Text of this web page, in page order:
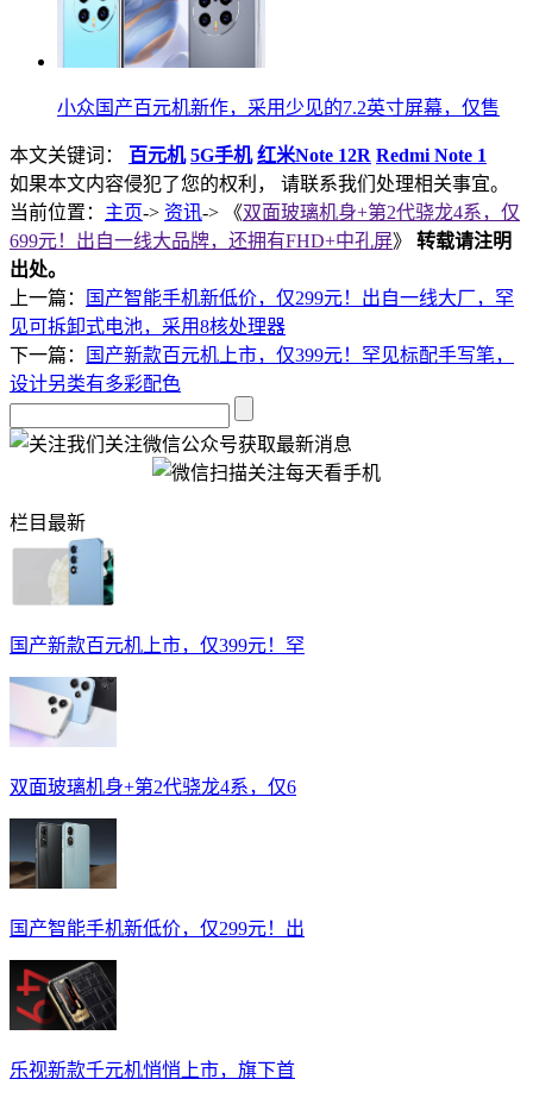
小众国产百元机新作，采用少见的7.2英寸屏幕，仅售
本文关键词： 百元机 5G手机 红米Note 12R Redmi Note 1
如果本文内容侵犯了您的权利， 请联系我们处理相关事宜。
当前位置： 主页-> 资讯-> 《双面玻璃机身+第2代骁龙4系，仅
699元！出自一线大品牌，还拥有FHD+中孔屏》 转载请注明
出处。
上一篇：
国产智能手机新低价，仅299元！出自一线大厂，罕
见可拆卸式电池，采用8核处理器
下一篇：
国产新款百元机上市，仅399元！罕见标配手写笔，
设计另类有多彩配色
关注微信公众号获取最新消息
栏目最新
国产新款百元机上市，仅399元！罕
双面玻璃机身+第2代骁龙4系，仅6
国产智能手机新低价，仅299元！出
乐视新款千元机悄悄上市，旗下首